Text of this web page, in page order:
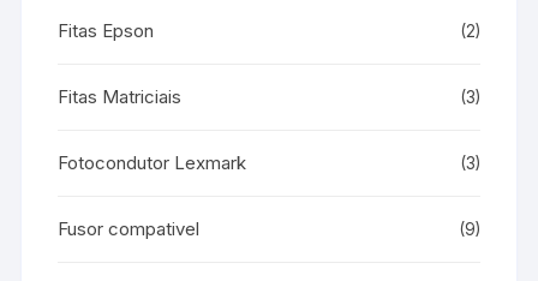
Fitas Epson (2)
Fitas Matriciais (3)
Fotocondutor Lexmark (3)
Fusor compativel (9)